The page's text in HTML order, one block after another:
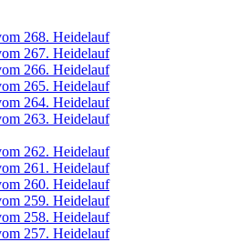
268. Heidelauf
267. Heidelauf
266. Heidelauf
265. Heidelauf
264. Heidelauf
263. Heidelauf
262. Heidelauf
261. Heidelauf
260. Heidelauf
259. Heidelauf
258. Heidelauf
257. Heidelauf